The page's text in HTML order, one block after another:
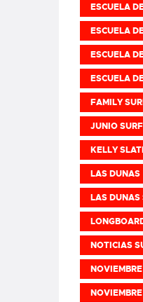
ESCUELA
ESCUELA
ESCUELA
ESCUELA
FAMILY
JUNIO
KELLY
LAS DUNAS
LAS DUNAS
NOTICIAS